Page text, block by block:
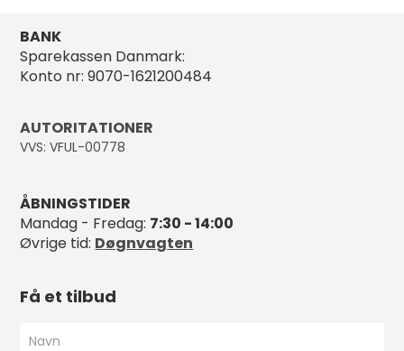
BANK
Sparekassen Danmark:
Konto nr: 9070-1621200484
AUTORITATIONER
VVS: VFUL-00778
ÅBNINGSTIDER
Mandag - Fredag: 7:30 - 14:00
Øvrige tid: Døgnvagten
Få et tilbud